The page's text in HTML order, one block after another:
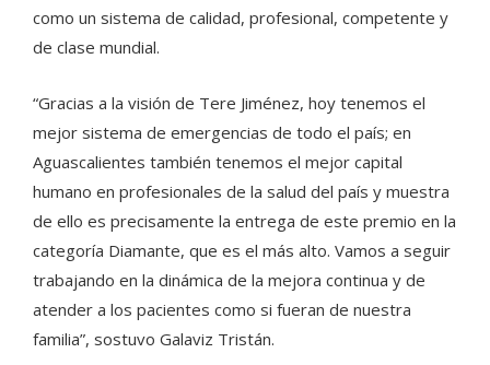
como un sistema de calidad, profesional, competente y
de clase mundial.
“Gracias a la visión de Tere Jiménez, hoy tenemos el
mejor sistema de emergencias de todo el país; en
Aguascalientes también tenemos el mejor capital
humano en profesionales de la salud del país y muestra
de ello es precisamente la entrega de este premio en la
categoría Diamante, que es el más alto. Vamos a seguir
trabajando en la dinámica de la mejora continua y de
atender a los pacientes como si fueran de nuestra
familia”, sostuvo Galaviz Tristán.